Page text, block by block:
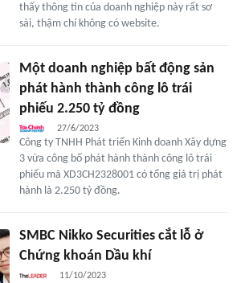
thấy thông tin của doanh nghiệp này rất sơ
sài, thậm chí không có website.
Một doanh nghiệp bất động sản
phát hành thành công lô trái
phiếu 2.250 tỷ đồng
27/6/2023
Công ty TNHH Phát triển Kinh doanh Xây dựng
3 vừa công bố phát hành thành công lô trái
phiếu mã XD3CH2328001 có tổng giá trị phát
hành là 2.250 tỷ đồng.
SMBC Nikko Securities cắt lỗ ở
Chứng khoán Dầu khí
11/10/2023